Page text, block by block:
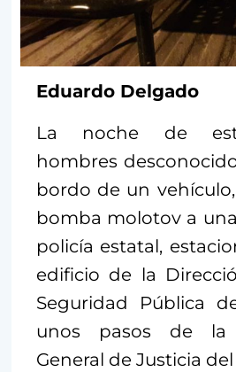
Eduardo Delgado
La noche de
hombres
bordo de un
bomba molotov a
policía estatal,
edificio de la
Seguridad Pública
unos pasos de la
General de Justicia